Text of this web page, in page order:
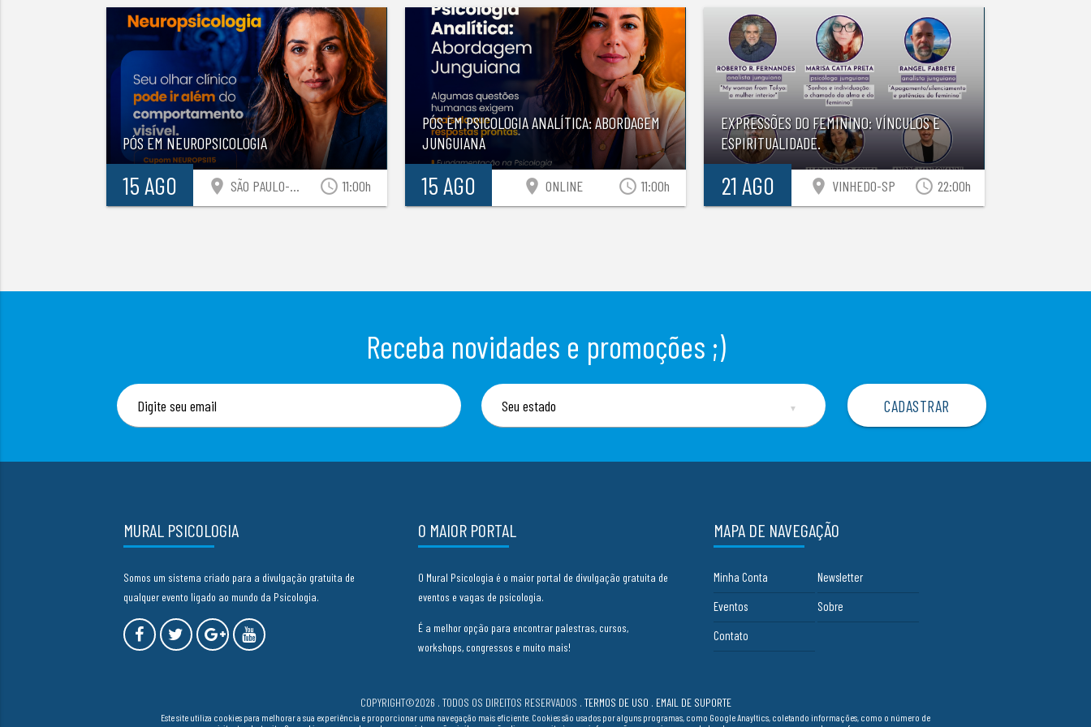
PÓS EM NEUROPSICOLOGIA
15 AGO location_on SÃO PAULO-SP access_time 11:00h
PÓS EM PSICOLOGIA ANALÍTICA: ABORDAGEM
JUNGUIANA
15 AGO location_on ONLINE access_time 11:00h
EXPRESSÕES DO FEMININO: VÍNCULOS E
ESPIRITUALIDADE.
21 AGO location_on VINHEDO-SP access_time 22:00h
Receba novidades e promoções ;)
▼
MURAL PSICOLOGIA
Somos um sistema criado para a divulgação gratuita de
qualquer evento ligado ao mundo da Psicologia.
O MAIOR PORTAL
O Mural Psicologia é o maior portal de divulgação gratuita de
eventos e vagas de psicologia.
É a melhor opção para encontrar palestras, cursos,
workshops, congressos e muito mais!
MAPA DE NAVEGAÇÃO
Minha Conta
Newsletter
Eventos
Sobre
Contato
COPYRIGHT©2026 . TODOS OS DIREITOS RESERVADOS . TERMOS DE USO . EMAIL DE SUPORTE
Este site utiliza cookies para melhorar a sua experiência e proporcionar uma navegação mais eficiente. Cookies são usados por alguns programas, como Google Anayltics, coletando informações, como o número de